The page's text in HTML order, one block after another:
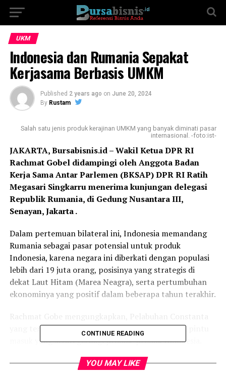
UKM
Indonesia dan Rumania Sepakat
Kerjasama Berbasis UMKM
Published 2 years ago on June 20, 2024
By Rustam
Salah satu jenis produk kerajinan UMKM yang banyak diminati pasar
internasional. -foto:ist-
JAKARTA, Bursabisnis.id – Wakil Ketua DPR RI
Rachmat Gobel didampingi oleh Anggota Badan
Kerja Sama Antar Parlemen (BKSAP) DPR RI Ratih
Megasari Singkarru menerima kunjungan delegasi
Republik Rumania, di Gedung Nusantara III,
Senayan, Jakarta .
Dalam pertemuan bilateral ini, Indonesia memandang
Rumania sebagai pasar potensial untuk produk
Indonesia, karena negara ini diberkati dengan populasi
lebih dari 19 juta orang, posisinya yang strategis di
dekat Laut Hitam (Marea Neagra), serta pertumbuhan
ekonominya yang positif dalam beberapa tahun terakhir.
yang terletak di dekat Laut Hitam dapat menjadi pintu
masuk yang strategis bagi produk-produk Indonesia.
Berkaitan itu, kedua negara sepakat untuk
CONTINUE READING
YOU MAY LIKE